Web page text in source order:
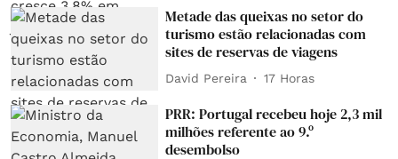
Metade das queixas no setor do
turismo estão relacionadas com
sites de reservas de viagens
David Pereira 17 Horas
PRR: Portugal recebeu hoje 2,3 mil
milhões referente ao 9.º
desembolso